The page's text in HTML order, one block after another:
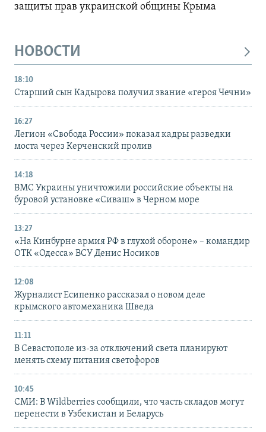
защиты прав украинской общины Крыма
НОВОСТИ
18:10
Старший сын Кадырова получил звание «героя Чечни»
16:27
Легион «Свобода России» показал кадры разведки
моста через Керченский пролив
14:18
ВМС Украины уничтожили российские объекты на
буровой установке «Сиваш» в Черном море
13:27
«На Кинбурне армия РФ в глухой обороне» – командир
ОТК «Одесса» ВСУ Денис Носиков
12:08
Журналист Есипенко рассказал о новом деле
крымского автомеханика Шведа
11:11
В Севастополе из-за отключений света планируют
менять схему питания светофоров
10:45
СМИ: В Wildberries сообщили, что часть складов могут
перенести в Узбекистан и Беларусь